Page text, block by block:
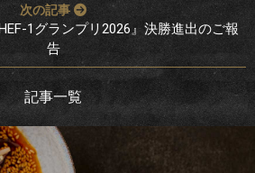
1グランプリ2026』決勝進出のご報
告
記事一覧